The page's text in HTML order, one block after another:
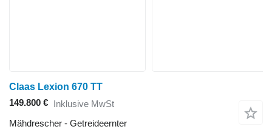
Claas Lexion 670 TT
149.800 € Inklusive MwSt
Mähdrescher - Getreideernter